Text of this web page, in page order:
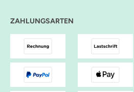
ZAHLUNGSARTEN